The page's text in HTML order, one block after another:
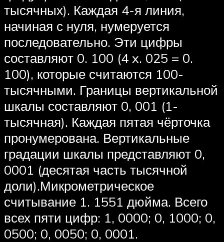
тысячных). Каждая 4-я линия,
начиная с нуля, нумеруется
последовательно. Эти цифры
составляют 0. 100 (4 x. 025 = 0.
100), которые считаются 100-
тысячными. Границы вертикальной
шкалы составляют 0, 001 (1-
тысячная). Каждая пятая чёрточка
пронумерована. Вертикальные
градации шкалы представляют 0,
0001 (десятая часть тысячной
доли).Микрометрическое
считывание 1. 1551 дюйма. Всего
всех пяти цифр: 1, 0000; 0, 1000; 0,
0500; 0, 0050; 0, 0001.